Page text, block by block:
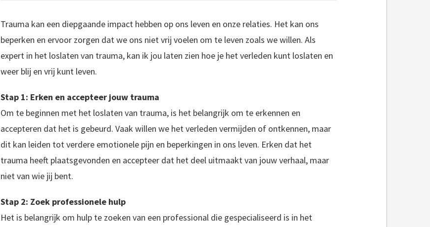
Trauma kan een diepgaande impact hebben op ons leven en onze relaties. Het kan ons
beperken en ervoor zorgen dat we ons niet vrij voelen om te leven zoals we willen. Als
expert in het loslaten van trauma, kan ik jou laten zien hoe je het verleden kunt loslaten en
weer blij en vrij kunt leven.
Stap 1: Erken en accepteer jouw trauma
Om te beginnen met het loslaten van trauma, is het belangrijk om te erkennen en
accepteren dat het is gebeurd. Vaak willen we het verleden vermijden of ontkennen, maar
dit kan leiden tot verdere emotionele pijn en beperkingen in ons leven. Erken dat het
trauma heeft plaatsgevonden en accepteer dat het deel uitmaakt van jouw verhaal, maar
niet van wie jij bent.
Stap 2: Zoek professionele hulp
Het is belangrijk om hulp te zoeken van een professional die gespecialiseerd is in het